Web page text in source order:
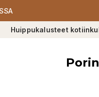
Huippukalusteet